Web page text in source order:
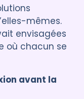
mêmes.
envisagées
où chacun se
avant la